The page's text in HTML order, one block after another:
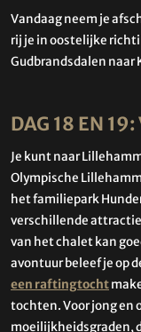
Vandaag neem je
rij je in oostelijke
Gudbrandsdalen
DAG 18 EN 19:
Je kunt naar
Olympische
het familiepark
verschillende
van het chalet kan
avontuur beleef je op
een raftingtocht
tochten. Voor jong en
moeilijkheidsgraden,